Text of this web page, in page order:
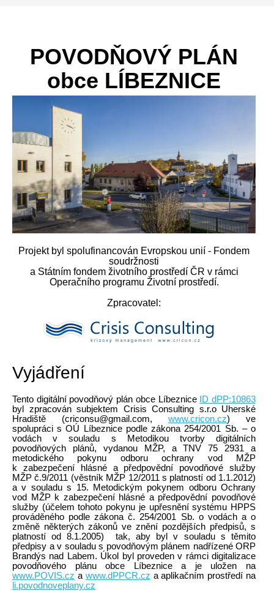
POVODŇOVÝ PLÁN
obce LÍBEZNICE
Projekt byl spolufinancován Evropskou unií - Fondem
soudržnosti
a Státním fondem životního prostředí ČR v rámci
Operačního programu Životní prostředí.
Zpracovatel:
Vyjádření
Tento digitální povodňový plán obce Líbeznice ID dPP:10863
byl zpracován subjektem Crisis Consulting s.r.o Uherské
Hradiště (criconsu@gmail.com, www.cricon.cz) ve
spolupráci s OÚ Líbeznice podle zákona 254/2001 Sb. – o
vodách v souladu s Metodikou tvorby digitálních
povodňových plánů, vydanou MŽP, a TNV 75 2931 a
metodického pokynu odboru ochrany vod MŽP
k zabezpečení hlásné a předpovědní povodňové služby
MŽP č.9/2011 (věstník MŽP 12/2011 s platností od 1.1.2012)
a v souladu s 15. Metodickým pokynem odboru Ochrany
vod MŽP k zabezpečení hlásné a předpovědní povodňové
služby (účelem tohoto pokynu je upřesnění systému HPPS
prováděného podle zákona č. 254/2001 Sb. o vodách a o
změně některých zákonů ve znění pozdějších předpisů, s
platností od 8.1.2005) tak, aby byl v souladu s těmito
předpisy a v souladu s povodňovým plánem nadřízené ORP
Brandýs nad Labem. Úkol byl proveden v rámci digitalizace
povodňového plánu obce Líbeznice a je uložen na
www.POVIS.cz a www.dPPCR.cz a aplikačním prostředí na
li.povodnoveplany.cz